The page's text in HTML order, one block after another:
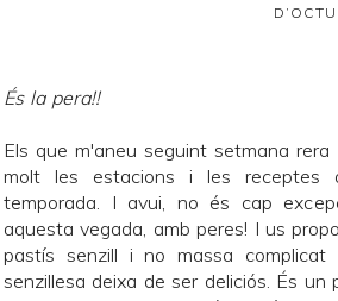
És la pera!!
Els que m'aneu seguint setmana
molt les estacions i les receptes
temporada. I avui, no és cap
aquesta vegada, amb peres! I us
pastís senzill i no massa
senzillesa deixa de ser deliciós. És